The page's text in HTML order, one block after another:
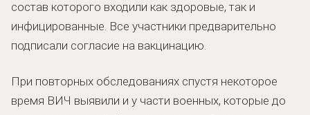
состав которого входили как здоровые, так и
инфицированные. Все участники предварительно
подписали согласие на вакцинацию.
При повторных обследованиях спустя некоторое
время ВИЧ выявили и у части военных, которые до